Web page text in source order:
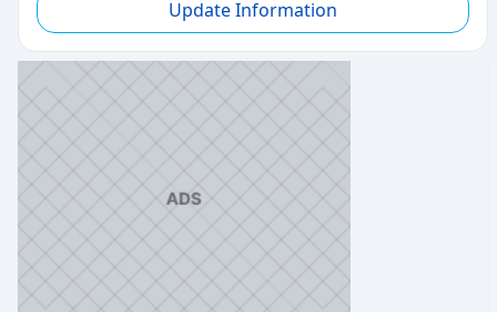
Update Information